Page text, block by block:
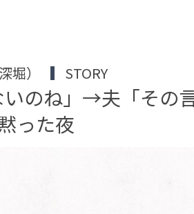
堀） STORY
のね」→夫「その
った夜